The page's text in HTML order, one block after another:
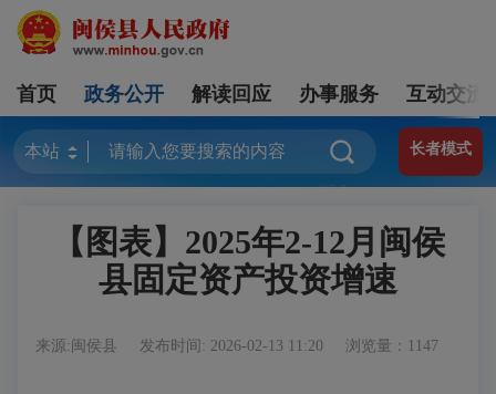
首页 政务公开 解读回应 办事服务 互动交流
长者模式
【图表】2025年2-12月闽侯
县固定资产投资增速
来源:闽侯县 发布时间: 2026-02-13 11:20 浏览量：1147